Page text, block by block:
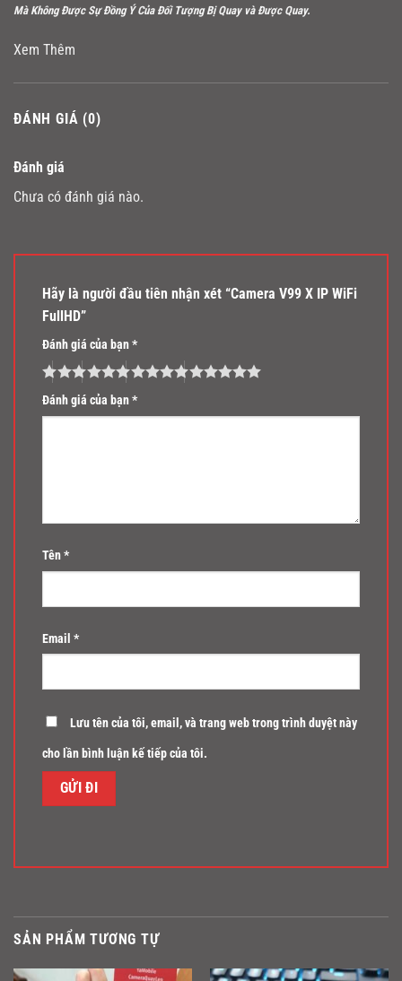
Mà Không Được Sự Đồng Ý Của Đối Tượng Bị Quay và Được Quay.
Xem Thêm
ĐÁNH GIÁ (0)
Đánh giá
Chưa có đánh giá nào.
Hãy là người đầu tiên nhận xét “Camera V99 X IP WiFi
FullHD”
Đánh giá của bạn*
Đánh giá của bạn*
Tên*
Email *
Lưu tên của tôi, email, và trang web trong trình duyệt này
cho lần bình luận kế tiếp của tôi.
SẢN PHẨM TƯƠNG TỰ